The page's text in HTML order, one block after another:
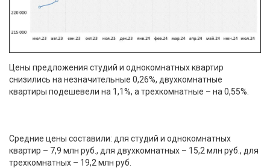
Цены предложения студий и однокомнатных квартир
снизились на незначительные 0,26%, двухкомнатные
квартиры подешевели на 1,1%, а трехкомнатные – на 0,55%.
Средние цены составили: для студий и однокомнатных
квартир – 7,9 млн руб., для двухкомнатных – 15,2 млн руб., для
трехкомнатных – 19,2 млн руб.